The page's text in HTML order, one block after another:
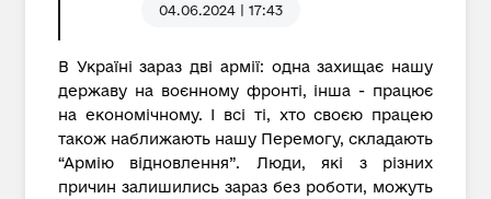
04.06.2024 | 17:43
В Україні зараз дві армії: одна захищає нашу
державу на воєнному фронті, інша - працює
на економічному. І всі ті, хто своєю працею
також наближають нашу Перемогу, складають
“Армію відновлення”. Люди, які з різних
причин залишились зараз без роботи, можуть